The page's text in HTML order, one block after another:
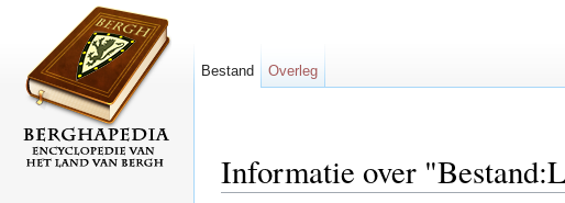
Informatie over
Bestand Overleg